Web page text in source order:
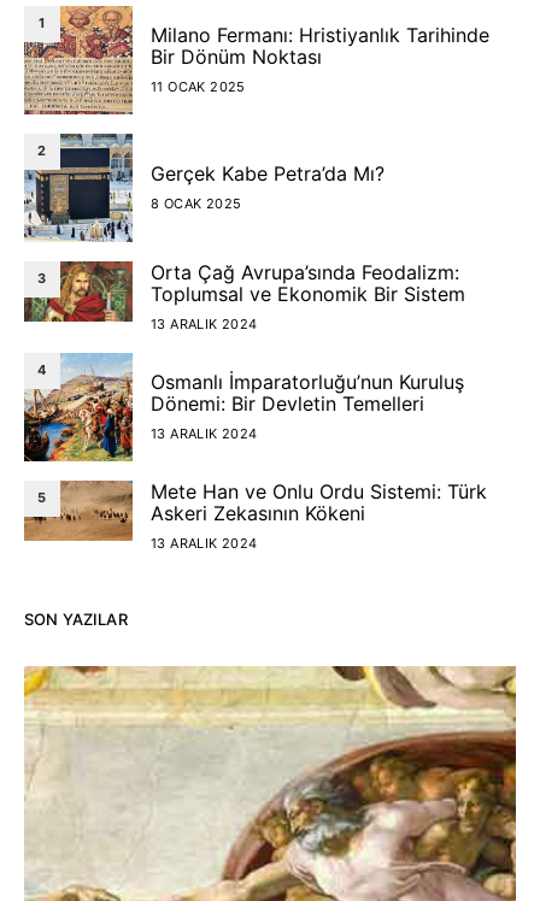
1
Milano Fermanı: Hristiyanlık Tarihinde
Bir Dönüm Noktası
11 OCAK 2025
2
Gerçek Kabe Petra’da Mı?
8 OCAK 2025
3
Orta Çağ Avrupa’sında Feodalizm:
Toplumsal ve Ekonomik Bir Sistem
13 ARALIK 2024
4
Osmanlı İmparatorluğu’nun Kuruluş
Dönemi: Bir Devletin Temelleri
13 ARALIK 2024
5
Mete Han ve Onlu Ordu Sistemi: Türk
Askeri Zekasının Kökeni
13 ARALIK 2024
SON YAZILAR